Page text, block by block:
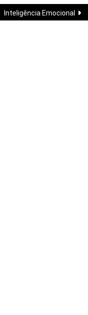
Inteligência Emocional